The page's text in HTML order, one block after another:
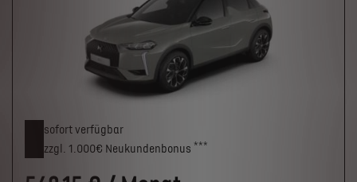
sofort verfügbar
zzgl. 1.000€ Neukunden­bonus ***